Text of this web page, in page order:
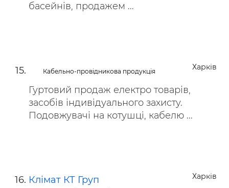
басейнів, продажем ...
Харків
Кабельно-провідникова продукція
Гуртовий продаж електро товарів,
засобів індивідуального захисту.
Подовжувачі на котушці, кабелю ...
Харків
Клімат КТ Груп